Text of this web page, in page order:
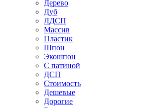
Дерево
Дуб
ЛДСП
Массив
Пластик
Шпон
Экошпон
С патиной
ДСП
Стоимость
Дешевые
Дорогие